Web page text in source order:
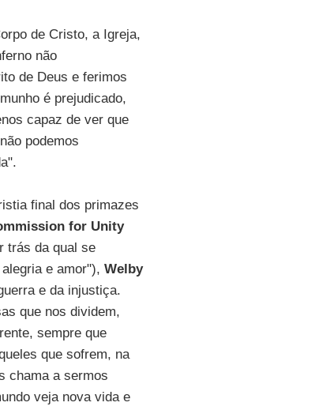
de Cristo, a Igreja,
não
de Deus e ferimos
é prejudicado,
capaz de ver que
podemos
final dos primazes
for Unity
trás da qual se
e amor"), Welby
e da injustiça.
que nos dividem,
sempre que
que sofrem, na
chama a sermos
veja nova vida e